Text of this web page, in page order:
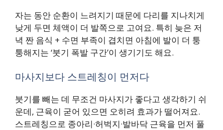
자는 동안 순환이 느려지기 때문에 다리를 지나치게
낮게 두면 체액이 더 발쪽으로 고여요. 특히 늦은 저
녁 짠 음식 + 수면 부족이 겹치면 아침에 발이 더 퉁
퉁해지는 ‘붓기 폭발 구간’이 생기기도 해요.
마사지보다 스트레칭이 먼저다
붓기를 빼는 데 무조건 마사지가 좋다고 생각하기 쉬
운데, 근육이 굳어 있으면 오히려 효과가 떨어져요.
스트레칭으로 종아리·허벅지·발바닥 근육을 먼저 풀